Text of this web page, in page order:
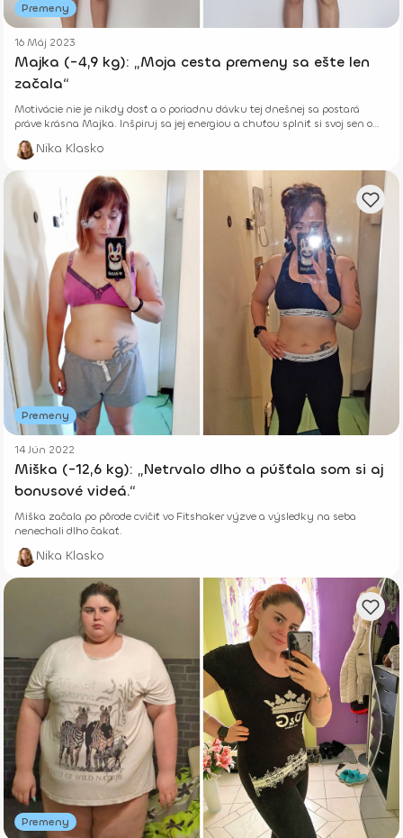
Premeny
16 Máj 2023
Majka (-4,9 kg): „Moja cesta premeny sa ešte len
začala“
Motivácie nie je nikdy dosť a o poriadnu dávku tej dnešnej sa postará
práve krásna Majka. Inšpiruj sa jej energiou a chuťou splniť si svoj sen o
zdravom a fit tele.
Nika Klasko
Premeny
14 Jún 2022
Miška (-12,6 kg): „Netrvalo dlho a púšťala som si aj
bonusové videá.“
Miška začala po pôrode cvičiť vo Fitshaker výzve a výsledky na seba
nenechali dlho čakať.
Nika Klasko
Premeny